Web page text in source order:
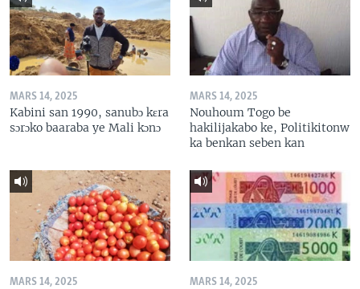
MARS 14, 2025
Kabini san 1990, sanubɔ kɛra
sɔrɔko baaraba ye Mali kɔnɔ
MARS 14, 2025
Nouhoum Togo be
hakilijakabo ke, Politikitonw
ka benkan seben kan
MARS 14, 2025 MARS 14, 2025